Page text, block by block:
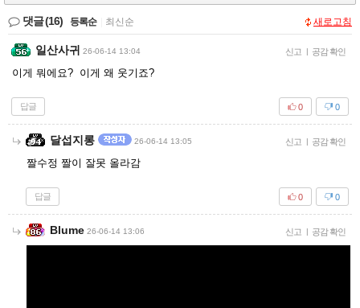
댓글(16) 등록순 최신순 새로고침
일산사귀 26-06-14 13:04 신고 | 공감 확인
이게 뭐에요? 이게 왜 웃기죠?
답글 0
0
달섭지롱 26-06-14 13:05 신고 | 공감 확인
짤수정 짤이 잘못 올라감
답글 0
0
Blume 26-06-14 13:06 신고 | 공감 확인